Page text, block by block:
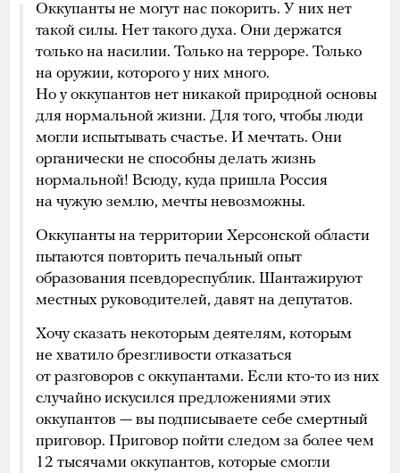
Оккупанты не могут нас покорить. У них нет
такой силы. Нет такого духа. Они держатся
только на насилии. Только на терроре. Только
на оружии, которого у них много.
Но у оккупантов нет никакой природной основы
для нормальной жизни. Для того, чтобы люди
могли испытывать счастье. И мечтать. Они
органически не способны делать жизнь
нормальной! Всюду, куда пришла Россия
на чужую землю, мечты невозможны.
Оккупанты на территории Херсонской области
пытаются повторить печальный опыт
образования псевдореспублик. Шантажируют
местных руководителей, давят на депутатов.
Хочу сказать некоторым деятелям, которым
не хватило брезгливости отказаться
от разговоров с оккупантами. Если кто-то из них
случайно искусился предложениями этих
оккупантов — вы подписываете себе смертный
приговор. Приговор пойти следом за более чем
12 тысячами оккупантов, которые смогли